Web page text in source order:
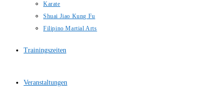
Karate
Shuai Jiao Kung Fu
Filipino Martial Arts
Trainingszeiten
Veranstaltungen